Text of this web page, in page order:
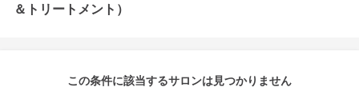
＆トリートメント）
この条件に該当するサロンは見つかりません